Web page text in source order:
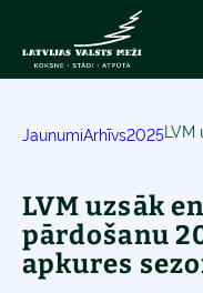
JaunumiArhīvs2025
LVM uzsāk
pārdošanu
apkures